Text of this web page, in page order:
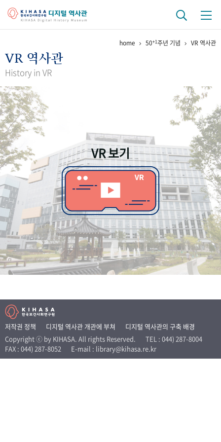
걸어온 길 기관 변천사
연구 역사
정책과 연구
간행물 변천사
기록물 아카이브
사진 아카이브 문서 기록물 행정박물 영상 기록물
50 주년 기념
성과 50선 숫자로 보는 50년 50 +1주년 광장
세계와 함께 한 KIHASA
VR 역사관
home 50+1주년 기념 VR 역사관
VR 역사관
History in VR
VR 보기
저작권 정책 디지털 역사관 개관에 부쳐
디지털 역사관의 구축 배경
Copyright ⓒ by KIHASA. All rights Reserved.
TEL : 044) 287-8004
FAX : 044) 287-8052
E-mail : library@kihasa.re.kr